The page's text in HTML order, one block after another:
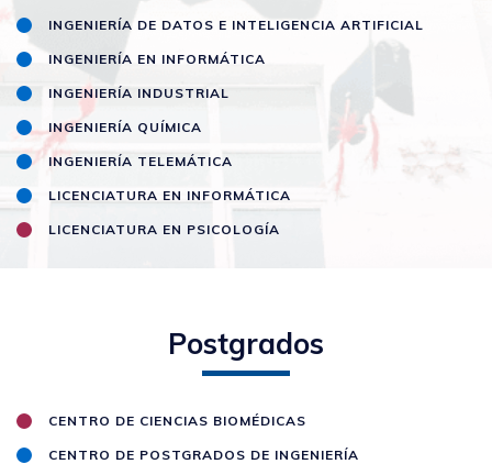
INGENIERÍA DE DATOS E INTELIGENCIA ARTIFICIAL
INGENIERÍA EN INFORMÁTICA
INGENIERÍA INDUSTRIAL
INGENIERÍA QUÍMICA
INGENIERÍA TELEMÁTICA
LICENCIATURA EN INFORMÁTICA
LICENCIATURA EN PSICOLOGÍA
Postgrados
CENTRO DE CIENCIAS BIOMÉDICAS
CENTRO DE POSTGRADOS DE INGENIERÍA